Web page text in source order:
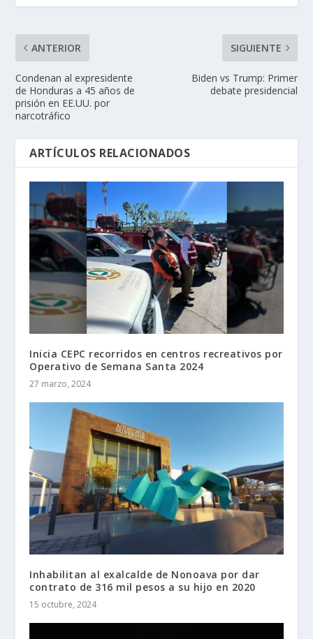
ANTERIOR
Condenan al expresidente
de Honduras a 45 años de
prisión en EE.UU. por
narcotráfico
SIGUIENTE
Biden vs Trump: Primer
debate presidencial
ARTÍCULOS RELACIONADOS
Inicia CEPC recorridos en centros recreativos por
Operativo de Semana Santa 2024
27 marzo, 2024
Inhabilitan al exalcalde de Nonoava por dar
contrato de 316 mil pesos a su hijo en 2020
15 octubre, 2024